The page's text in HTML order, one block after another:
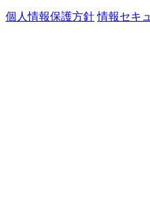
個人情報保護方針 情報セキ